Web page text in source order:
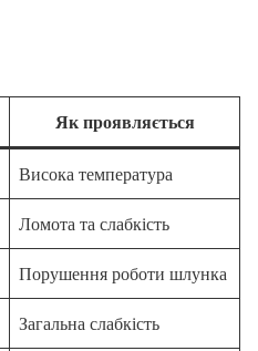
Як проявляється
Висока температура
Ломота та слабкість
Порушення роботи шлунка
Загальна слабкість